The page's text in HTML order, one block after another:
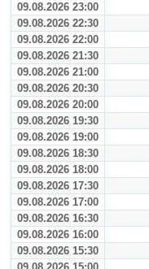
09.08.2026 23:00
09.08.2026 22:30
09.08.2026 22:00
09.08.2026 21:30
09.08.2026 21:00
09.08.2026 20:30
09.08.2026 20:00
09.08.2026 19:30
09.08.2026 19:00
09.08.2026 18:30
09.08.2026 18:00
09.08.2026 17:30
09.08.2026 17:00
09.08.2026 16:30
09.08.2026 16:00
09.08.2026 15:30